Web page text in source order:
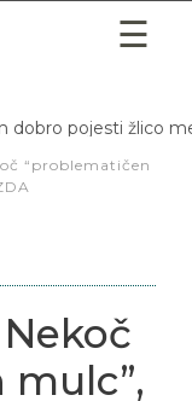
dobro pojesti žlico
“problematičen